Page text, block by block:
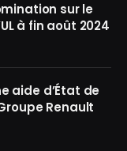
sur le
à fin août 2024
aide d’État de
Renault